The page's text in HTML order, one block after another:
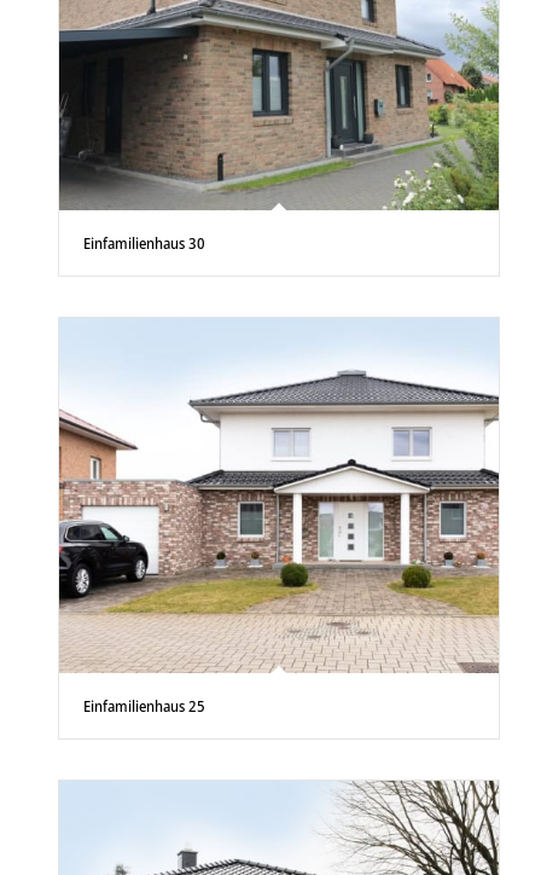
Einfamilienhaus 30
Einfamilienhaus 25